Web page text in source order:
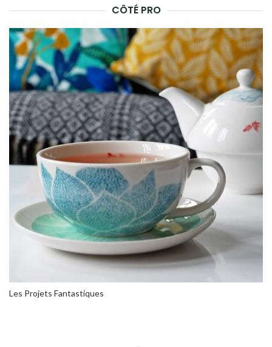
CÔTÉ PRO
Les Projets Fantastiques